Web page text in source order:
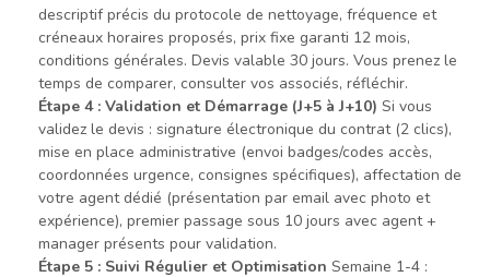
descriptif précis du protocole de nettoyage, fréquence et
créneaux horaires proposés, prix fixe garanti 12 mois,
conditions générales. Devis valable 30 jours. Vous prenez le
temps de comparer, consulter vos associés, réfléchir.
Étape 4 : Validation et Démarrage (J+5 à J+10) Si vous
validez le devis : signature électronique du contrat (2 clics),
mise en place administrative (envoi badges/codes accès,
coordonnées urgence, consignes spécifiques), affectation de
votre agent dédié (présentation par email avec photo et
expérience), premier passage sous 10 jours avec agent +
manager présents pour validation.
Étape 5 : Suivi Régulier et Optimisation Semaine 1-4 :